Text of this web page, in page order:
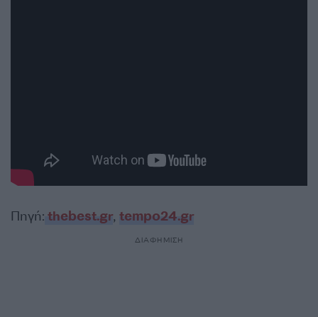
Πηγή: thebest.gr, tempo24.gr
ΔΙΑΦΗΜΙΣΗ